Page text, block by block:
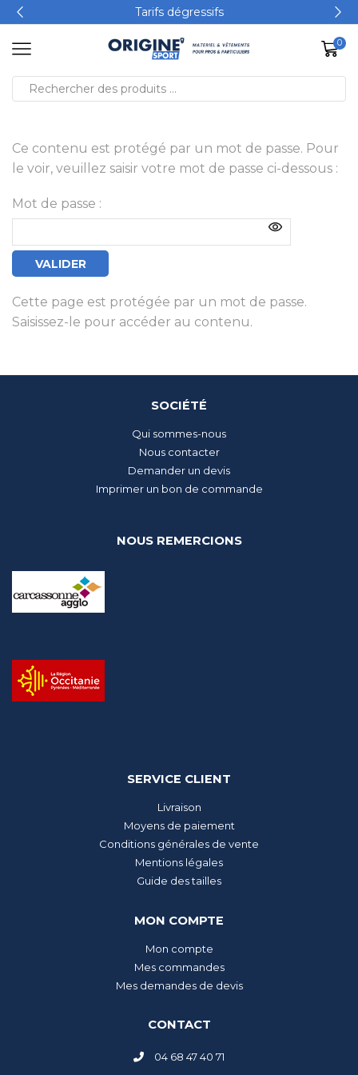
Tarifs dégressifs
0
Ce contenu est protégé par un mot de passe. Pour
le voir, veuillez saisir votre mot de passe ci-dessous :
Mot de passe :
Cette page est protégée par un mot de passe.
Saisissez-le pour accéder au contenu.
SOCIÉTÉ
Qui sommes-nous
Nous contacter
Demander un devis
Imprimer un bon de commande
NOUS REMERCIONS
SERVICE CLIENT
Livraison
Moyens de paiement
Conditions générales de vente
Mentions légales
Guide des tailles
MON COMPTE
Mon compte
Mes commandes
Mes demandes de devis
CONTACT
04 68 47 40 71